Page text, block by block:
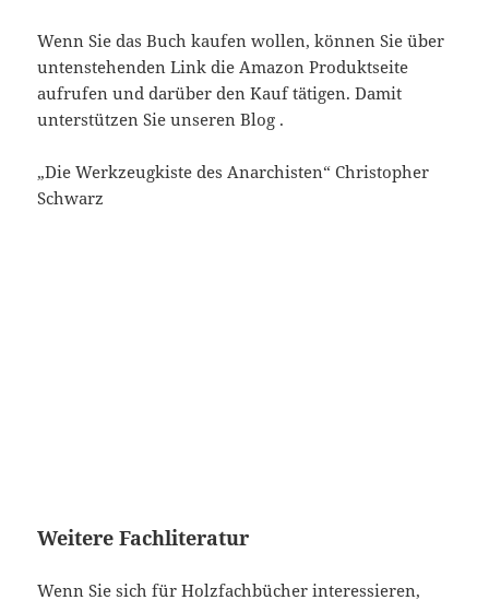
Wenn Sie das Buch kaufen wollen, können Sie über
untenstehenden Link die Amazon Produktseite
aufrufen und darüber den Kauf tätigen. Damit
unterstützen Sie unseren Blog .
„Die Werkzeugkiste des Anarchisten“ Christopher
Schwarz
Weitere Fachliteratur
Wenn Sie sich für Holzfachbücher interessieren,